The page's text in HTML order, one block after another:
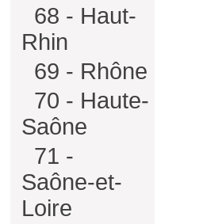
68 - Haut-
Rhin
69 - Rhône
70 - Haute-
Saône
71 -
Saône-et-
Loire